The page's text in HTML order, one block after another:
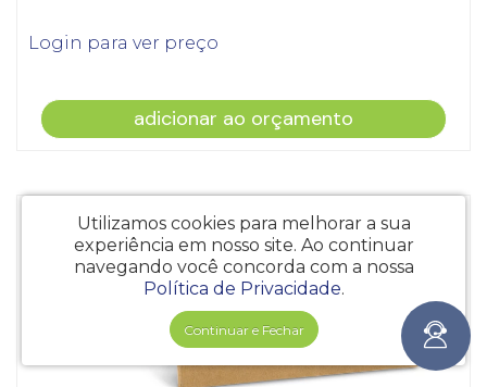
Login para ver preço
adicionar ao orçamento
Utilizamos cookies para melhorar a sua
experiência em nosso site. Ao continuar
navegando você concorda com a nossa
Política de Privacidade.
Continuar e Fechar